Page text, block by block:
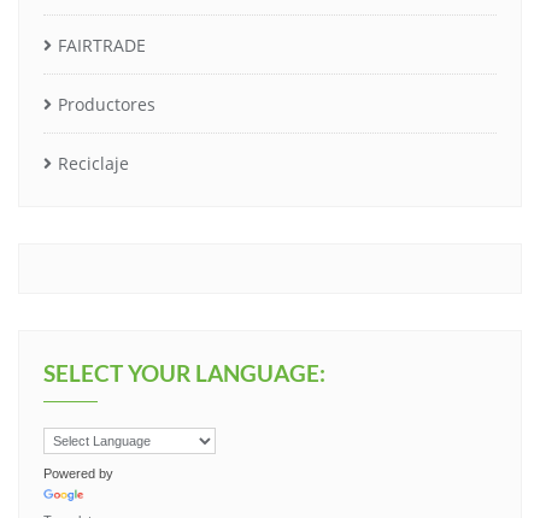
FAIRTRADE
Productores
Reciclaje
SELECT YOUR LANGUAGE:
Powered by